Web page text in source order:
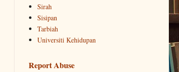
Sirah
Sisipan
Tarbiah
Universiti Kehidupan
Report Abuse